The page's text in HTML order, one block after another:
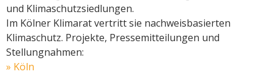
und Klimaschutzsiedlungen.
Im Kölner Klimarat vertritt sie nachweisbasierten
Klimaschutz. Projekte, Pressemitteilungen und
Stellungnahmen:
» Köln